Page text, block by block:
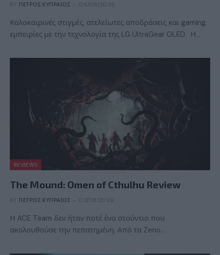
BY ΠΈΤΡΟΣ ΚΥΠΡΑΊΟΣ 06/08/2026
Καλοκαιρινές στιγμές, ατελείωτες αποδράσεις και gaming
εμπειρίες με την τεχνολογία της LG UltraGear OLED. Η…
REVIEWS
The Mound: Omen of Cthulhu Review
BY ΠΈΤΡΟΣ ΚΥΠΡΑΊΟΣ 03/08/2026
Η ACE Team δεν ήταν ποτέ ένα στούντιο που
ακολουθούσε την πεπατημένη. Από τα Zeno…